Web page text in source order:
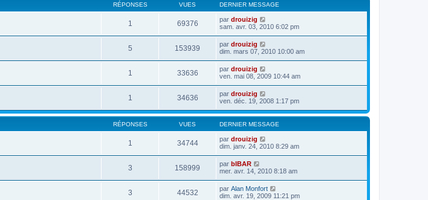
RÉPONSES VUES DERNIER MESSAGE
1 69376 par drouizig
sam. avr. 03, 2010 6:02 pm
5 153939 par drouizig
dim. mars 07, 2010 10:00 am
1 33636 par drouizig
ven. mai 08, 2009 10:44 am
1 34636 par drouizig
ven. déc. 19, 2008 1:17 pm
RÉPONSES VUES DERNIER MESSAGE
1 34744 par drouizig
dim. janv. 24, 2010 8:29 am
3 158999 par bIBAR
mer. avr. 14, 2010 8:18 am
3 44532 par Alan Monfort
dim. avr. 19, 2009 11:21 pm